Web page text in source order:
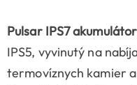
Pulsar IPS7 akumulátor
IPS5, vyvinutý na
termovíznych kamier